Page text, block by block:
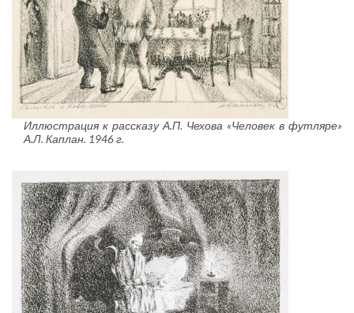
Иллюстрация к рассказу А.П. Чехова «Человек в футляре»
А.Л. Каплан. 1946 г.